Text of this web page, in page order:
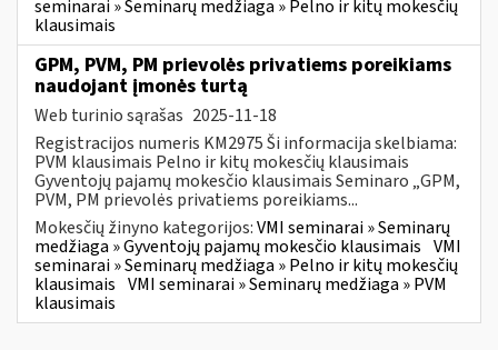
seminarai » Seminarų medžiaga » Pelno ir kitų mokesčių
klausimais
GPM, PVM, PM prievolės privatiems poreikiams
naudojant įmonės turtą
Web turinio sąrašas 2025-11-18
Registracijos numeris KM2975 Ši informacija skelbiama:
PVM klausimais Pelno ir kitų mokesčių klausimais
Gyventojų pajamų mokesčio klausimais Seminaro „GPM,
PVM, PM prievolės privatiems poreikiams...
Mokesčių žinyno kategorijos:VMI seminarai » Seminarų
medžiaga » Gyventojų pajamų mokesčio klausimais VMI
seminarai » Seminarų medžiaga » Pelno ir kitų mokesčių
klausimais VMI seminarai » Seminarų medžiaga » PVM
klausimais